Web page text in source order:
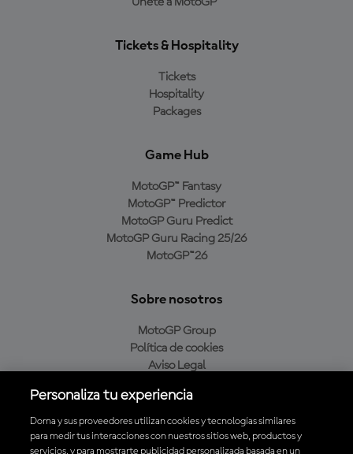
Tickets & Hospitality
Tickets
Hospitality
Packages
Game Hub
MotoGP™ Fantasy
MotoGP™ Predictor
MotoGP Guru Predict
MotoGP Guru Racing 25/26
MotoGP™26
Sobre nosotros
MotoGP Group
Política de cookies
Aviso Legal
Política de compra
Personaliza tu experiencia
Dorna y sus proveedores utilizan cookies y tecnologías similares
para medir tus interacciones con nuestros sitios web, productos y
servicios, y para mostrarte publicidad personalizada basada en un